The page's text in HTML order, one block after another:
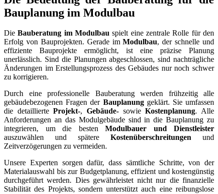
Bauplanung im Modulbau
DieBauberatung im Modulbau spielt eine zentrale Rolle für den
Erfolg von Bauprojekten. Gerade imModulbau, der schnelle und
effiziente Bauprojekte ermöglicht, ist eine präzise Planung
unerlässlich. Sind die Planungen abgeschlossen, sind nachträgliche
Änderungen im Erstellungsprozess des Gebäudes nur noch schwer
zu korrigieren.
Durch eine professionelle Bauberatung werden frühzeitig alle
gebäudebezogenen Fragen der Bauplanunggeklärt. Sie umfassen
die detaillierteProjekt-,Gebäude- sowieKostenplanung. Alle
Anforderungen an das Modulgebäude sind in die Bauplanung zu
integrieren, um die besten Modulbauer und Dienstleister
auszuwählen und spätere Kostenüberschreitungen und
Zeitverzögerungen zu vermeiden.
Unsere Experten sorgen dafür, dass sämtliche Schritte, von der
Materialauswahl bis zur Budgetplanung, effizient und kostengünstig
durchgeführt werden. Dies gewährleistet nicht nur die finanzielle
Stabilität des Projekts, sondern unterstützt auch eine reibungslose